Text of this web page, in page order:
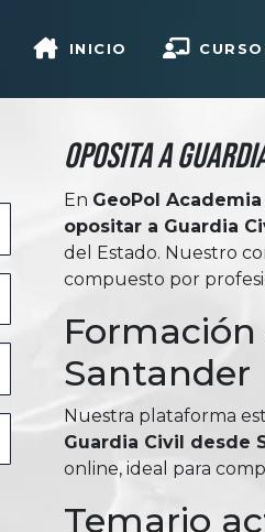
INICIO
Oposita a
En GeoPol
opositar a Guardia
del Estado. Nuestro
compuesto por
Santander
Nuestra plataforma
Guardia Civil desde
online, ideal para
Temario